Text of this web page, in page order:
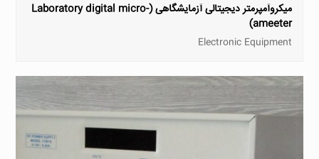
میکروآمپرمتر دیجیتالی آزمایشگاهی (Laboratory digital micro-
ameeter)
Electronic Equipment